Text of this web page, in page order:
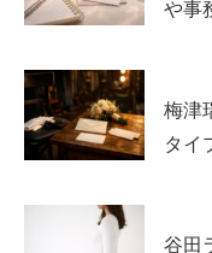
経歴を追うときは、
れたか」を見ていく
来の所作や、食べる
近感と芯の強さ
が同
大食い・バレエ
や事
梅津
タイ
谷田